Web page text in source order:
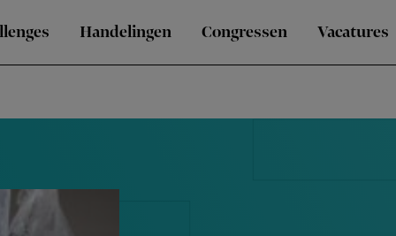
Handelingen Congressen Vacatures